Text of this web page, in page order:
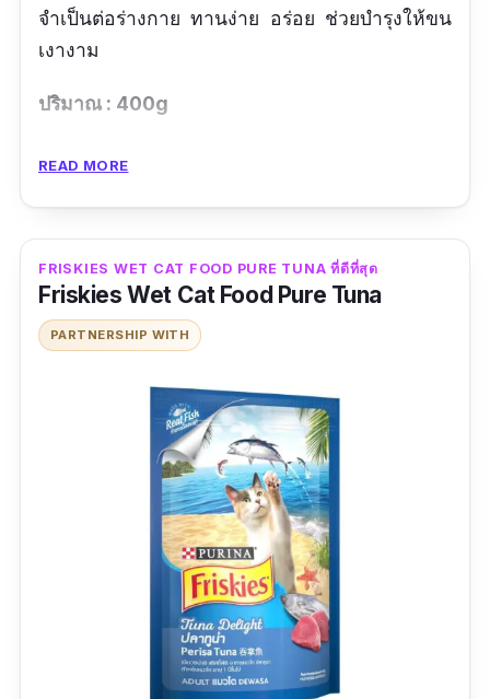
จำเป็นต่อร่างกาย ทานง่าย อร่อย ช่วยบำรุงให้ขน
เงางาม
ปริมาณ : 400g
รีวิวจากผู้ใช้จริง
เจ้าเหมียวที่บ้านกินยากแต่ยี่ห้อนี้เจ้าเหมียวดี
มาก
ข้อดี
รสชาติดี
สารอาหารครบ
READ MORE
FRISKIES WET CAT FOOD PURE TUNA ที่ดีที่สุด
Friskies Wet Cat Food Pure Tuna
PARTNERSHIP WITH